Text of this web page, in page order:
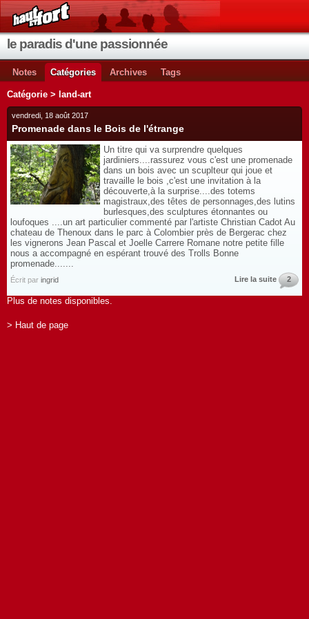
le paradis d'une passionnée
Notes Catégories Archives Tags
Catégorie > land-art
vendredi, 18 août 2017
Promenade dans le Bois de l'étrange
Un titre qui va surprendre quelques
jardiniers....rassurez vous c'est une promenade
dans un bois avec un scuplteur qui joue et
travaille le bois ,c'est une invitation à la
découverte,à la surprise....des totems
magistraux,des têtes de personnages,des lutins
burlesques,des sculptures étonnantes ou
loufoques ....un art particulier commenté par l'artiste Christian Cadot Au
chateau de Thenoux dans le parc à Colombier près de Bergerac chez
les vignerons Jean Pascal et Joelle Carrere Romane notre petite fille
nous a accompagné en espérant trouvé des Trolls Bonne
promenade.......
Écrit par ingrid Lire la suite 2
Plus de notes disponibles.
> Haut de page